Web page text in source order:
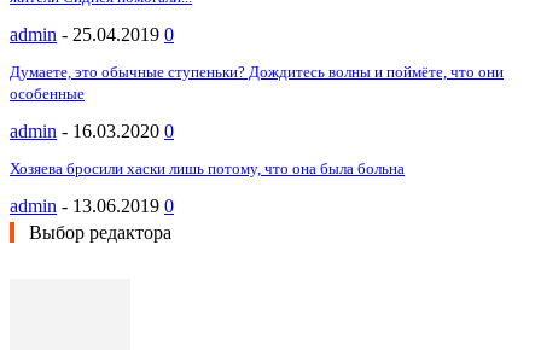
admin - 25.04.2019 0
Думаете, это обычные ступеньки? Дождитесь волны и поймёте, что они
особенные
admin - 16.03.2020 0
Хозяева бросили хаски лишь потому, что она была больна
admin - 13.06.2019 0
Выбор редактора